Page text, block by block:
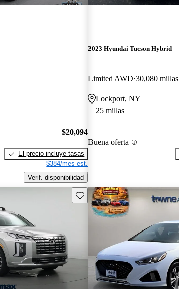
$20,094
El precio incluye tasas
$384/mes est.
Verif. disponibilidad
2023 Hyundai Tucson Hybrid
Limited AWD 30,080 millas
Lockport, NY
25 millas
Buena oferta
Guarda este Aviso